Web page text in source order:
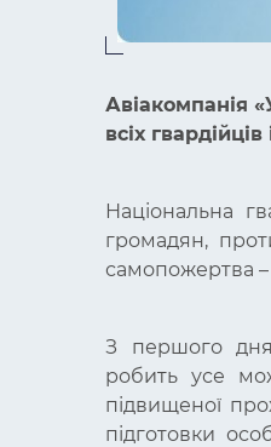
Авіакомпанія
всіх
Національна
громадян,
самопожертва
З першого дня
робить усе
підвищеної
підготовки